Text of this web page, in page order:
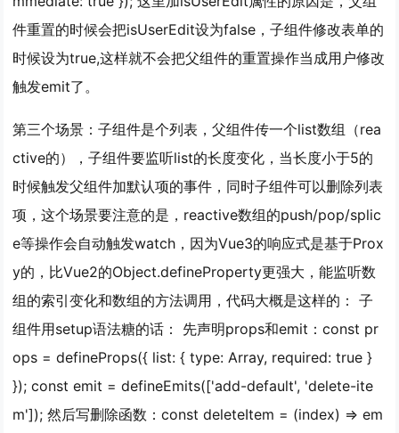
件重置的时候会把isUserEdit设为false，子组件修改表单的
时候设为true,这样就不会把父组件的重置操作当成用户修改
触发emit了。
第三个场景：子组件是个列表，父组件传一个list数组（rea
ctive的），子组件要监听list的长度变化，当长度小于5的
时候触发父组件加默认项的事件，同时子组件可以删除列表
项，这个场景要注意的是，reactive数组的push/pop/splic
e等操作会自动触发watch，因为Vue3的响应式是基于Prox
y的，比Vue2的Object.defineProperty更强大，能监听数
组的索引变化和数组的方法调用，代码大概是这样的： 子
组件用setup语法糖的话： 先声明props和emit：const pr
ops = defineProps({ list: { type: Array, required: true }
}); const emit = defineEmits(['add-default', 'delete-ite
m']); 然后写删除函数：const deleteItem = (index) => em